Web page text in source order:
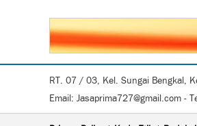
RT. 07 / 03, Kel. Sungai Bengkal,
Email: Jasaprima727@gmail.com -